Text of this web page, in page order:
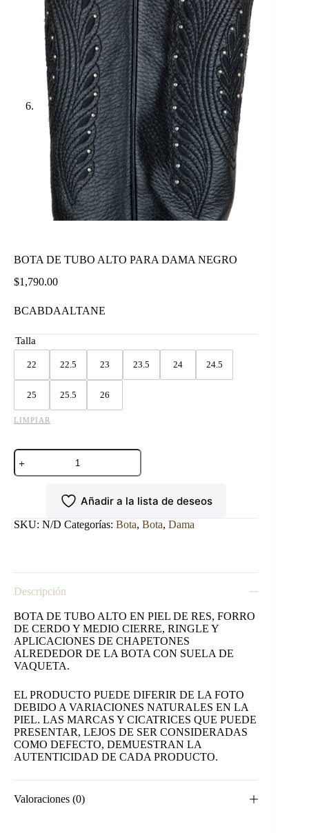
BOTA DE TUBO ALTO PARA DAMA NEGRO
$1,790.00
BCABDAALTANE
Talla
22 22.5 23 23.5 24 24.5
25 25.5 26
LIMPIAR
BOTA
DE
TUBO
NEGRO
Añadir a la lista de deseos
SKU: N/D Categorías: Bota, Bota, Dama
Descripción
BOTA DE TUBO ALTO EN PIEL DE RES, FORRO
DE CERDO Y MEDIO CIERRE, RINGLE Y
APLICACIONES DE CHAPETONES
ALREDEDOR DE LA BOTA CON SUELA DE
VAQUETA.
EL PRODUCTO PUEDE DIFERIR DE LA FOTO
DEBIDO A VARIACIONES NATURALES EN LA
PIEL. LAS MARCAS Y CICATRICES QUE PUEDE
PRESENTAR, LEJOS DE SER CONSIDERADAS
COMO DEFECTO, DEMUESTRAN LA
AUTENTICIDAD DE CADA PRODUCTO.
Valoraciones (0)